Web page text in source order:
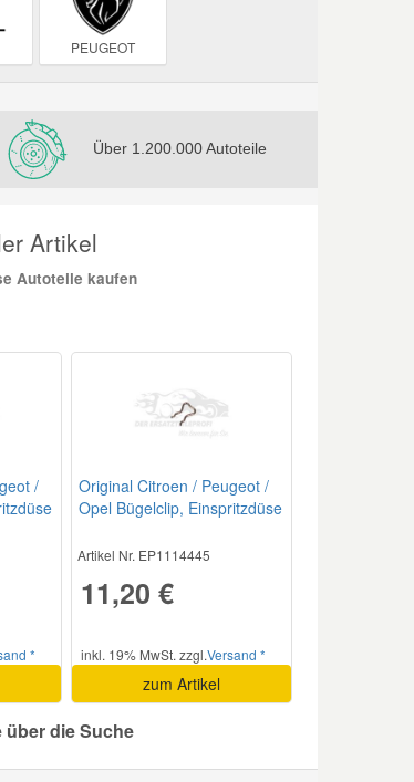
PEUGEOT
Über 1.200.000 Autoteile
Artikel
Autoteile kaufen
/
*
Original Citroen / Peugeot /
Opel Bügelclip, Einspritzdüse
Artikel Nr. EP1114445
11,20 €
inkl. 19% MwSt. zzgl.Versand *
zum Artikel
die Suche